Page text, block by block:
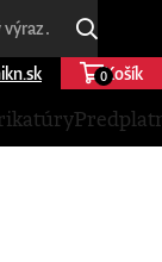
Košík
0